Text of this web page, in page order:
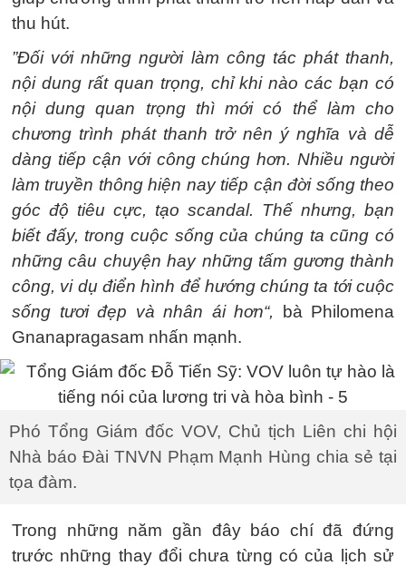
thu hút.
”Đối với những người làm công tác phát thanh,
nội dung rất quan trọng, chỉ khi nào các bạn có
nội dung quan trọng thì mới có thể làm cho
chương trình phát thanh trở nên ý nghĩa và dễ
dàng tiếp cận với công chúng hơn. Nhiều người
làm truyền thông hiện nay tiếp cận đời sống theo
góc độ tiêu cực, tạo scandal. Thế nhưng, bạn
biết đấy, trong cuộc sống của chúng ta cũng có
những câu chuyện hay những tấm gương thành
công, vi dụ điển hình để hướng chúng ta tới cuộc
sống tươi đẹp và nhân ái hơn“, bà Philomena
Gnanapragasam nhấn mạnh.
Phó Tổng Giám đốc VOV, Chủ tịch Liên chi hội
Nhà báo Đài TNVN Phạm Mạnh Hùng chia sẻ tại
tọa đàm.
Trong những năm gần đây báo chí đã đứng
trước những thay đổi chưa từng có của lịch sử